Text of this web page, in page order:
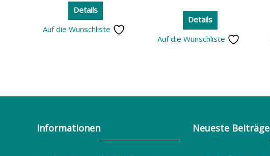
Details
Auf die Wunschliste
Details
Auf die Wunschliste
Informationen Neueste Beiträge